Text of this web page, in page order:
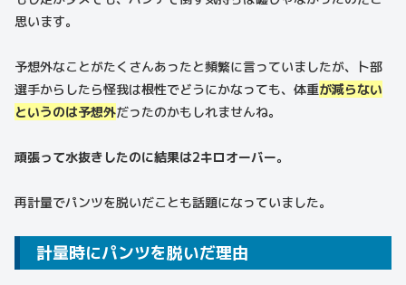
思います。
予想外なことがたくさんあったと頻繁に言っていましたが、卜部
選手からしたら怪我は根性でどうにかなっても、体重が減らない
というのは予想外だったのかもしれませんね。
頑張って水抜きしたのに結果は2キロオーバー。
再計量でパンツを脱いだことも話題になっていました。
計量時にパンツを脱いだ理由